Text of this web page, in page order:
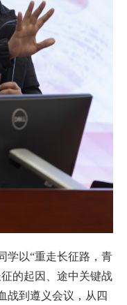
学以“重走长征路，青
的起因、途中关键战
战到遵义会议，从四